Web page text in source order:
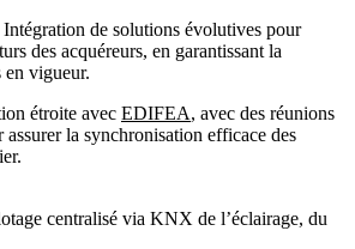
Intégration de solutions évolutives pour
des acquéreurs, en garantissant la
vigueur.
étroite avec EDIFEA, avec des réunions
la synchronisation efficace des
centralisé via KNX de l’éclairage, du